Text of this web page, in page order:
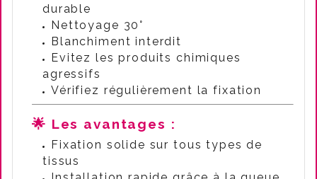
durable
Nettoyage 30°
Blanchiment interdit
Evitez les produits chimiques
agressifs
Vérifiez régulièrement la fixation
🌟 Les avantages :
Fixation solide sur tous types de
tissus